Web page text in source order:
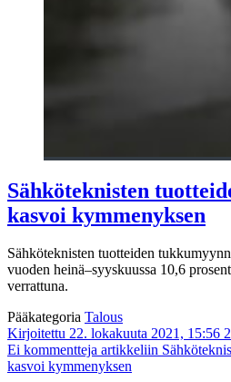
Sähköteknisten
kasvoi kymmenyksen
Sähköteknisten tuotteiden
vuoden heinä–syyskuussa 10,6
verrattuna.
Pääkategoria Talous
Kirjoitettu 22. lokakuuta 2021, 15:56
Ei kommentteja artikkeliin
kasvoi kymmenyksen